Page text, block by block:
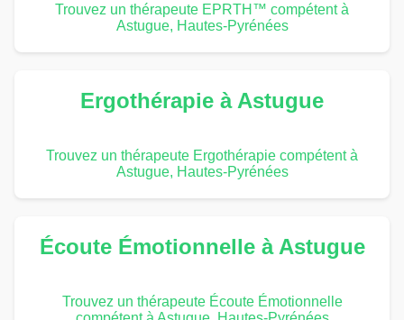
Trouvez un thérapeute EPRTH™ compétent à
Astugue, Hautes-Pyrénées
Ergothérapie à Astugue
Trouvez un thérapeute Ergothérapie compétent à
Astugue, Hautes-Pyrénées
Écoute Émotionnelle à Astugue
Trouvez un thérapeute Écoute Émotionnelle